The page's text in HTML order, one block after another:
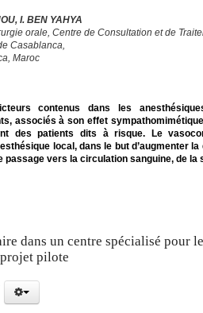
I. BEN YAHYA
orale, Centre de Consultation et de
Casablanca,
Maroc
contenus dans les
associés à son effet
des patients dits à risque. Le
local, dans le but d’augmenter
passage vers la circulation sanguine, de la
dans un centre spécialisé pour
pilote